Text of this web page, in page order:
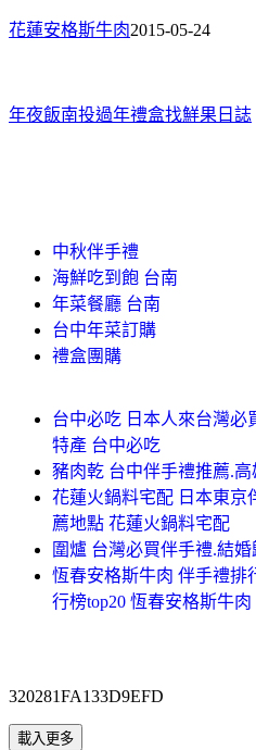
花蓮安格斯牛肉2015-05-24
年夜飯南投過年禮盒找鮮果日誌
中秋伴手禮
海鮮吃到飽 台南
年菜餐廳 台南
台中年菜訂購
禮盒團購
台中必吃 日本人來台灣必
特產 台中必吃
豬肉乾 台中伴手禮推薦.
花蓮火鍋料宅配 日本東京
薦地點 花蓮火鍋料宅配
圍爐 台灣必買伴手禮.結
恆春安格斯牛肉 伴手禮排
行榜top20 恆春安格斯牛肉
320281FA133D9EFD
載入更多